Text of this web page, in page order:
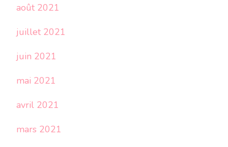
août 2021
juillet 2021
juin 2021
mai 2021
avril 2021
mars 2021